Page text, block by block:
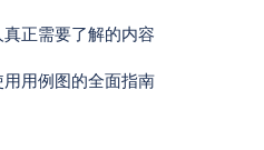
正需要了解的内容
用例图的全面指南